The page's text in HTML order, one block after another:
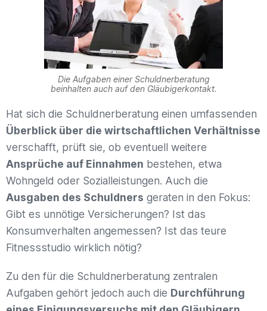
Die Aufgaben einer Schuldnerberatung
beinhalten auch auf den Gläubigerkontakt.
Hat sich die Schuldnerberatung einen umfassenden
Überblick über die wirtschaftlichen Verhältnisse
verschafft, prüft sie, ob eventuell weitere
Ansprüche auf Einnahmen bestehen, etwa
Wohngeld oder Sozialleistungen. Auch die
Ausgaben des Schuldners geraten in den Fokus:
Gibt es unnötige Versicherungen? Ist das
Konsumverhalten angemessen? Ist das teure
Fitnessstudio wirklich nötig?
Zu den für die Schuldnerberatung zentralen
Aufgaben gehört jedoch auch die Durchführung